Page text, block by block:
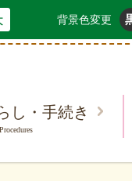
背景色変更
し・手続き